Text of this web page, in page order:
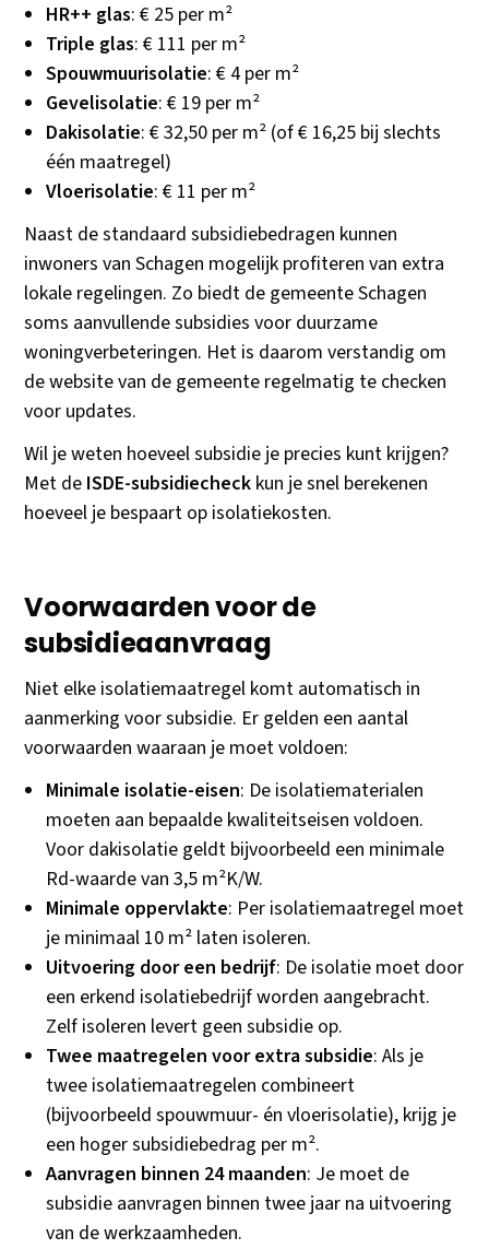
HR++ glas: € 25 per m²
Triple glas: € 111 per m²
Spouwmuurisolatie: € 4 per m²
Gevelisolatie: € 19 per m²
Dakisolatie: € 32,50 per m² (of € 16,25 bij slechts
één maatregel)
Vloerisolatie: € 11 per m²
Naast de standaard subsidiebedragen kunnen
inwoners van Schagen mogelijk profiteren van extra
lokale regelingen. Zo biedt de gemeente Schagen
soms aanvullende subsidies voor duurzame
woningverbeteringen. Het is daarom verstandig om
de website van de gemeente regelmatig te checken
voor updates.
Wil je weten hoeveel subsidie je precies kunt krijgen?
Met de ISDE-subsidiecheck kun je snel berekenen
hoeveel je bespaart op isolatiekosten.
Voorwaarden voor de
subsidieaanvraag
Niet elke isolatiemaatregel komt automatisch in
aanmerking voor subsidie. Er gelden een aantal
voorwaarden waaraan je moet voldoen:
Minimale isolatie-eisen: De isolatiematerialen
moeten aan bepaalde kwaliteitseisen voldoen.
Voor dakisolatie geldt bijvoorbeeld een minimale
Rd-waarde van 3,5 m²K/W.
Minimale oppervlakte: Per isolatiemaatregel moet
je minimaal 10 m² laten isoleren.
Uitvoering door een bedrijf: De isolatie moet door
een erkend isolatiebedrijf worden aangebracht.
Zelf isoleren levert geen subsidie op.
Twee maatregelen voor extra subsidie: Als je
twee isolatiemaatregelen combineert
(bijvoorbeeld spouwmuur- én vloerisolatie), krijg je
een hoger subsidiebedrag per m².
Aanvragen binnen 24 maanden: Je moet de
subsidie aanvragen binnen twee jaar na uitvoering
van de werkzaamheden.